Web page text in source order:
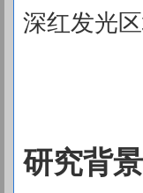
深红发光
研究背景